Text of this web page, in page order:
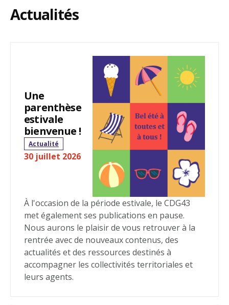
Actualités
Une
parenthèse
estivale
bienvenue !
Actualité
30 juillet 2026
À l'occasion de la période estivale, le CDG43
met également ses publications en pause.
Nous aurons le plaisir de vous retrouver à la
rentrée avec de nouveaux contenus, des
actualités et des ressources destinés à
accompagner les collectivités territoriales et
leurs agents.